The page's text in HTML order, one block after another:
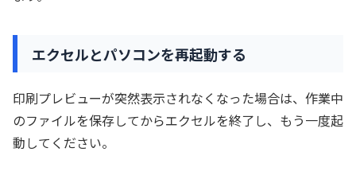
エクセルとパソコンを再起動する
印刷プレビューが突然表示されなくなった場合は、作業中
のファイルを保存してからエクセルを終了し、もう一度起
動してください。